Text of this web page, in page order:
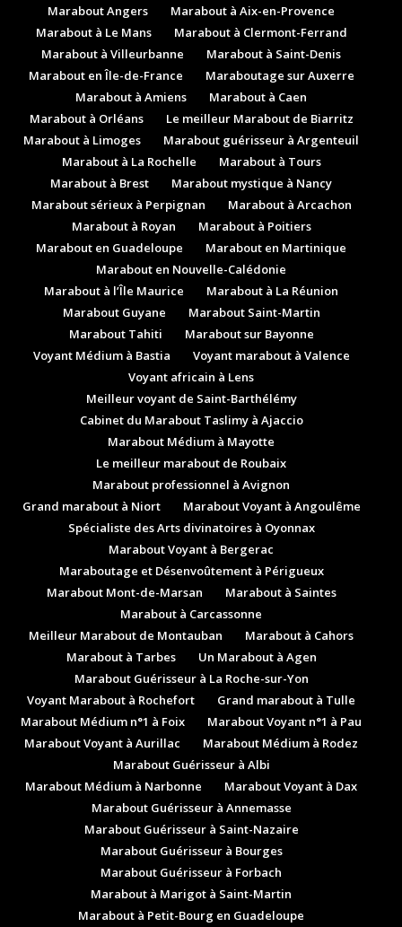
Marabout Angers
Marabout à Aix-en-Provence
Marabout à Le Mans
Marabout à Clermont-Ferrand
Marabout à Villeurbanne
Marabout à Saint-Denis
Marabout en Île-de-France
Maraboutage sur Auxerre
Marabout à Amiens
Marabout à Caen
Marabout à Orléans
Le meilleur Marabout de Biarritz
Marabout à Limoges
Marabout guérisseur à Argenteuil
Marabout à La Rochelle
Marabout à Tours
Marabout à Brest
Marabout mystique à Nancy
Marabout sérieux à Perpignan
Marabout à Arcachon
Marabout à Royan
Marabout à Poitiers
Marabout en Guadeloupe
Marabout en Martinique
Marabout en Nouvelle-Calédonie
Marabout à l’Île Maurice
Marabout à La Réunion
Marabout Guyane
Marabout Saint-Martin
Marabout Tahiti
Marabout sur Bayonne
Voyant Médium à Bastia
Voyant marabout à Valence
Voyant africain à Lens
Meilleur voyant de Saint-Barthélémy
Cabinet du Marabout Taslimy à Ajaccio
Marabout Médium à Mayotte
Le meilleur marabout de Roubaix
Marabout professionnel à Avignon
Grand marabout à Niort
Marabout Voyant à Angoulême
Spécialiste des Arts divinatoires à Oyonnax
Marabout Voyant à Bergerac
Maraboutage et Désenvoûtement à Périgueux
Marabout Mont-de-Marsan
Marabout à Saintes
Marabout à Carcassonne
Meilleur Marabout de Montauban
Marabout à Cahors
Marabout à Tarbes
Un Marabout à Agen
Marabout Guérisseur à La Roche-sur-Yon
Voyant Marabout à Rochefort
Grand marabout à Tulle
Marabout Médium n°1 à Foix
Marabout Voyant n°1 à Pau
Marabout Voyant à Aurillac
Marabout Médium à Rodez
Marabout Guérisseur à Albi
Marabout Médium à Narbonne
Marabout Voyant à Dax
Marabout Guérisseur à Annemasse
Marabout Guérisseur à Saint-Nazaire
Marabout Guérisseur à Bourges
Marabout Guérisseur à Forbach
Marabout à Marigot à Saint-Martin
Marabout à Petit-Bourg en Guadeloupe